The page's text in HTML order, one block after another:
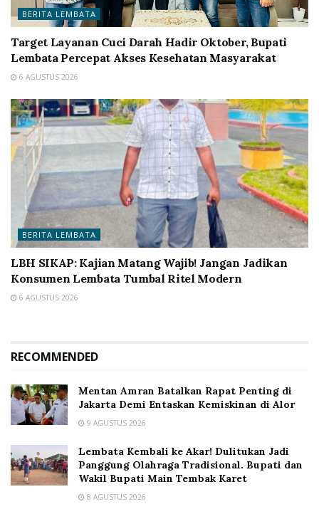
BERITA LEMBATA
Target Layanan Cuci Darah Hadir Oktober, Bupati
Lembata Percepat Akses Kesehatan Masyarakat
6 AGUSTUS 2026
BERITA LEMBATA
LBH SIKAP: Kajian Matang Wajib! Jangan Jadikan
Konsumen Lembata Tumbal Ritel Modern
6 AGUSTUS 2026
RECOMMENDED
Mentan Amran Batalkan Rapat Penting di
Jakarta Demi Entaskan Kemiskinan di Alor
9 AGUSTUS 2026
Lembata Kembali ke Akar! Dulitukan Jadi
Panggung Olahraga Tradisional. Bupati dan
Wakil Bupati Main Tembak Karet
8 AGUSTUS 2026